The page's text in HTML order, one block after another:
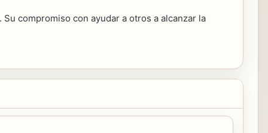
compromiso con ayudar a otros a alcanzar la